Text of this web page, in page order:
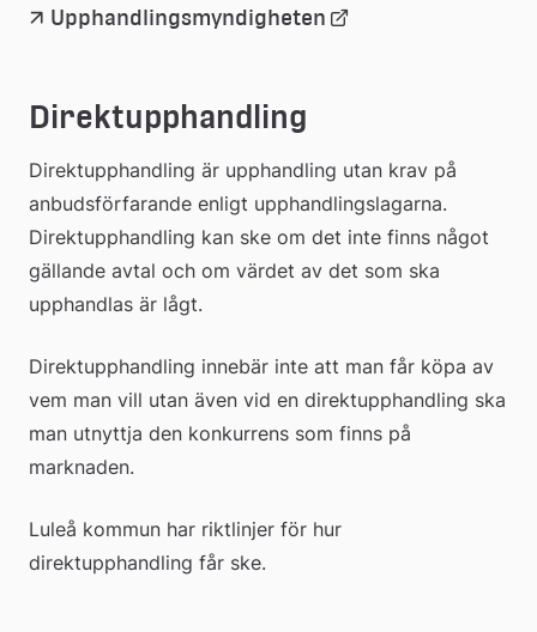
webbplats
Upphandlingsmyndigheten Länk
webbplats
Direktupphandling
Direktupphandling är upphandling utan krav på
anbudsförfarande enligt upphandlingslagarna.
Direkt­upphandling kan ske om det inte finns något
gällande avtal och om värdet av det som ska
upphandlas är lågt.
Direktupphandling innebär inte att man får köpa av
vem man vill utan även vid en direktupphandling ska
man utnyttja den konkurrens som finns på
marknaden.
Luleå kommun har riktlinjer för hur
direktupphandling får ske.